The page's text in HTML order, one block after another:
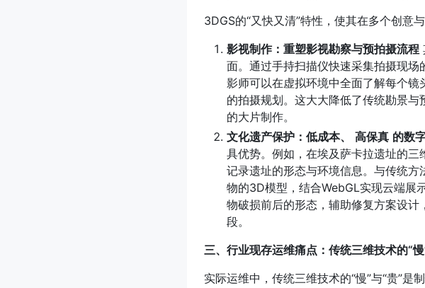
3DGS的“又快又清”特性，使其在多个创意
影视制作：重塑影视勘察与预拍摄流程
面。通过手持扫描仪快速采集拍摄现
影师可以在虚拟环境中全面了解每个
的拍摄规划。这大大降低了传统勘景
的大片制作。
文化遗产保护：低成本、
高保真 的数
具优势。例如，在埃及萨卡拉遗址的
记录遗址的形态与环境信息。与传统
物的3D模型，结合WebGL实现云端展
物破损前后的形态，辅助修复方案设
段。
三、行业现存运维痛点：传统三维技术的“慢
实际运维中，传统三维技术的“慢”与“贵”是